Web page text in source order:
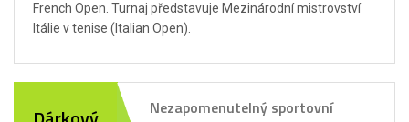
French Open. Turnaj představuje Mezinárodní mistrovství
Itálie v tenise (Italian Open).
Nezapomenutelný sportovní